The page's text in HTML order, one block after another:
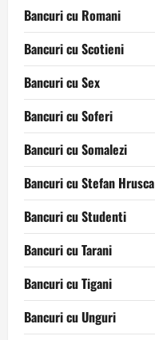
Bancuri cu Romani
Bancuri cu Scotieni
Bancuri cu Sex
Bancuri cu Soferi
Bancuri cu Somalezi
Bancuri cu Stefan Hrusca
Bancuri cu Studenti
Bancuri cu Tarani
Bancuri cu Tigani
Bancuri cu Unguri